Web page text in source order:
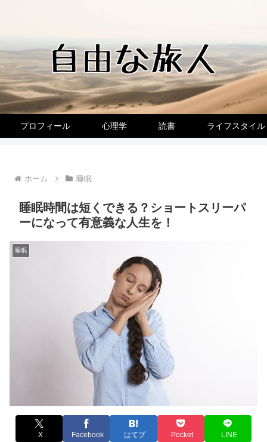
プロフィール 心理学 読書 ライフスタイル
ホーム 睡眠
睡眠時間は短くできる？ショートスリーパ
ーになって有意義な人生を！
睡眠
X Facebook はてブ Pocket LINE